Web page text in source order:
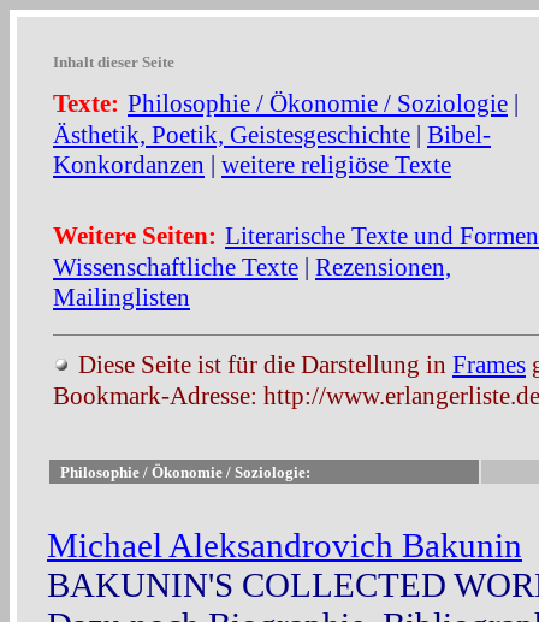
Inhalt dieser Seite
Texte: Philosophie / Ökonomie / Soziologie |
Ästhetik, Poetik, Geistesgeschichte | Bibel-
Konkordanzen | weitere religiöse Texte
Weitere Seiten: Literarische Texte und Formen
Wissenschaftliche Texte | Rezensionen,
Mailinglisten
Diese Seite ist für die Darstellung in Frames
Bookmark-Adresse: http://
Philosophie / Ökonomie / Soziologie:
Michael Aleksandrovich Bakunin
BAKUNIN'S COLLECTED